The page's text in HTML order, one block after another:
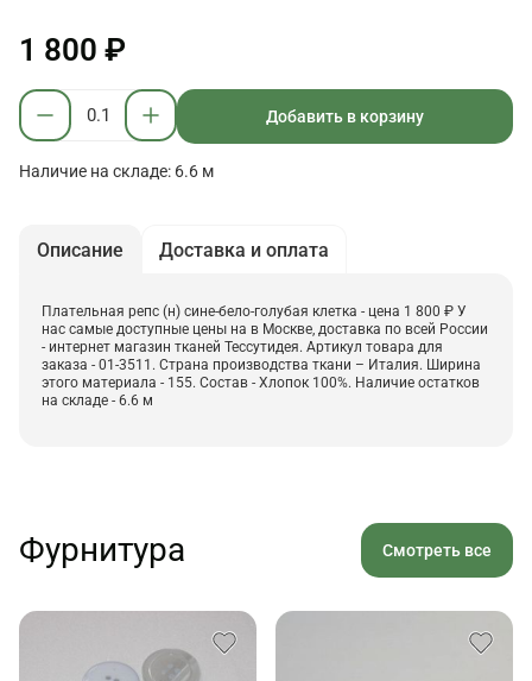
1 800 ₽
Добавить в корзину
Наличие на складе: 6.6 м
Описание Доставка и оплата
Плательная репс (н) сине-бело-голубая клетка - цена 1 800 ₽ У
нас самые доступные цены на в Москве, доставка по всей России
- интернет магазин тканей Тессутидея. Артикул товара для
заказа - 01-3511. Страна производства ткани – Италия. Ширина
этого материала - 155. Состав - Хлопок 100%. Наличие остатков
на складе - 6.6 м
Фурнитура Смотреть все